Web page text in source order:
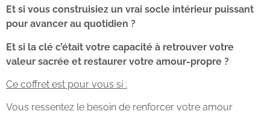
Et si vous construisiez un vrai socle intérieur puissant
pour avancer au quotidien ?
Et si la clé c’était votre capacité à retrouver votre
valeur sacrée et restaurer votre amour-propre ?
Ce coffret est pour vous si :
Vous ressentez le besoin de renforcer votre amour